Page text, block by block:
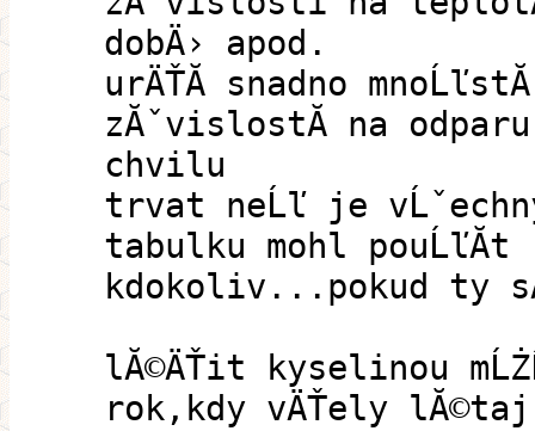
dobÄ› apod.
urÄŤĂ­ snadno
zĂˇvislostĂ­ na
chvilu
trvat neĹľ je
tabulku mohl pouĹľĂ­t
kdokoliv...pokud ty
lĂ©ÄŤit kyselinou
rok,kdy vÄŤely lĂ©taj